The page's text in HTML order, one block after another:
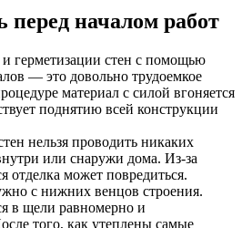
перед началом работ
герметизации стен с помощью
— это довольно трудоемкое
материал с силой вгоняется
поднятию всей конструкции
нельзя проводить никаких
или снаружи дома. Из-за
отделка может повредиться.
с нижних венцов строения.
в щели равномерно и
того, как утеплены самые